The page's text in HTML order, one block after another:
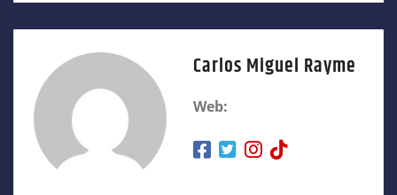
Carlos Miguel Rayme
Web: